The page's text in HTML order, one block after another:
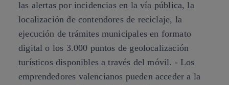
las alertas por incidencias en la vía pública, la
localización de contendores de reciclaje, la
ejecución de trámites municipales en formato
digital o los 3.000 puntos de geolocalización
turísticos disponibles a través del móvil. - Los
emprendedores valencianos pueden acceder a la